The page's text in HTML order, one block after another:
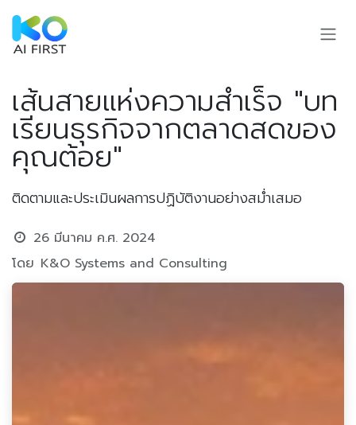
Skip to Content
เส้นสายแห่งความสำเร็จ "บท
เรียนธุรกิจจากตลาดสดของ
คุณต้อย"
ติดตามและประเมินผลการปฏิบัติงานอย่างสม่ำเสมอ
26 มีนาคม ค.ศ. 2024
โดย K&O Systems and Consulting